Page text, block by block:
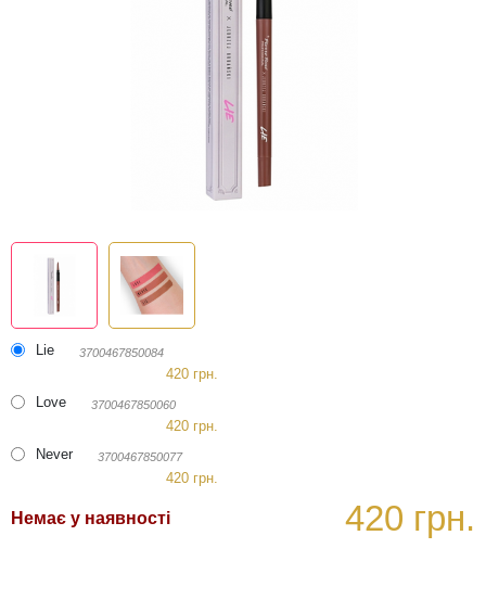
Lie 3700467850084
420 грн.
Love
3700467850060
420 грн.
Never
3700467850077
420 грн.
Немає у наявності 420 грн.